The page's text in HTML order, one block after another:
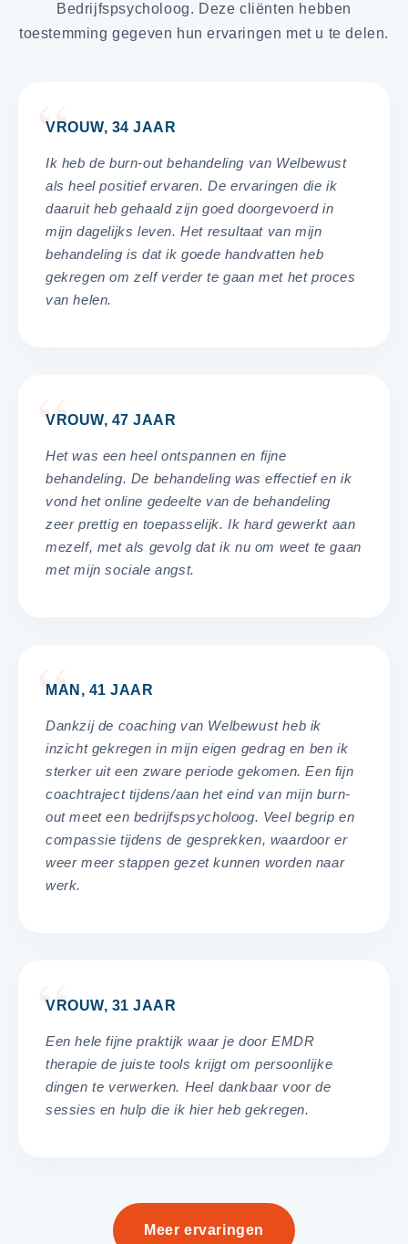
Bedrijfspsycholoog. Deze cliënten hebben
toestemming gegeven hun ervaringen met u te delen.
VROUW, 34 JAAR
Ik heb de burn-out behandeling van Welbewust
als heel positief ervaren. De ervaringen die ik
daaruit heb gehaald zijn goed doorgevoerd in
mijn dagelijks leven. Het resultaat van mijn
behandeling is dat ik goede handvatten heb
gekregen om zelf verder te gaan met het proces
van helen.
VROUW, 47 JAAR
Het was een heel ontspannen en fijne
behandeling. De behandeling was effectief en ik
vond het online gedeelte van de behandeling
zeer prettig en toepasselijk. Ik hard gewerkt aan
mezelf, met als gevolg dat ik nu om weet te gaan
met mijn sociale angst.
MAN, 41 JAAR
Dankzij de coaching van Welbewust heb ik
inzicht gekregen in mijn eigen gedrag en ben ik
sterker uit een zware periode gekomen. Een fijn
coachtraject tijdens/aan het eind van mijn burn-
out meet een bedrijfspsycholoog. Veel begrip en
compassie tijdens de gesprekken, waardoor er
weer meer stappen gezet kunnen worden naar
werk.
VROUW, 31 JAAR
Een hele fijne praktijk waar je door EMDR
therapie de juiste tools krijgt om persoonlijke
dingen te verwerken. Heel dankbaar voor de
sessies en hulp die ik hier heb gekregen.
Meer ervaringen